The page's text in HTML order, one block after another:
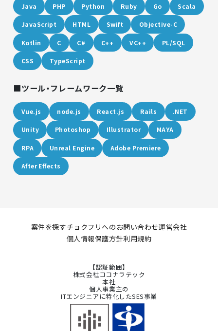
Java PHP Python Ruby Go Scala
JavaScript HTML Swift Objective-C
Kotlin C C# C++ VC++ PL/SQL
CSS TypeScript
ツール・フレームワーク一覧
Vue.js node.js React.js Rails .NET
Unity Photoshop Illustrator MAYA
RPA Unreal Engine Adobe Premiere
After Effects
案件を探すチョクフリへのお問い合わせ運営会社
個人情報保護方針利用規約
【認証範囲】
株式会社ココナラテック
本社
個人事業主の
ITエンジニアに特化したSES事業